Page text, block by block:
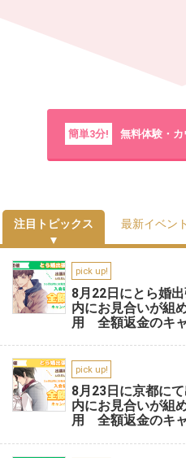
簡単3分! 無料体験・
注目トピックス 最新イベント
pick up!
8月22日にとら婚
内にお見合いが組
用 全額返金のキ
pick up!
8月23日に京都に
内にお見合いが組
用 全額返金のキ